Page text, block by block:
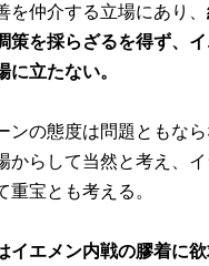
を仲介する立場にあり、
策を採らざるを得ず、
に立たない。
ンの態度は問題ともな
からして当然と考え、
重宝とも考える。
イエメン内戦の膠着に